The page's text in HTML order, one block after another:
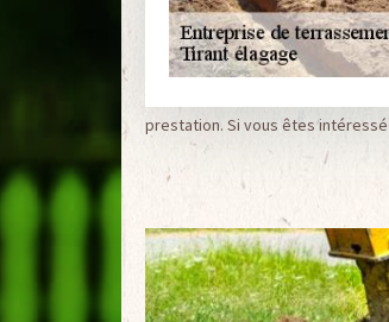
prestation. Si vous êtes